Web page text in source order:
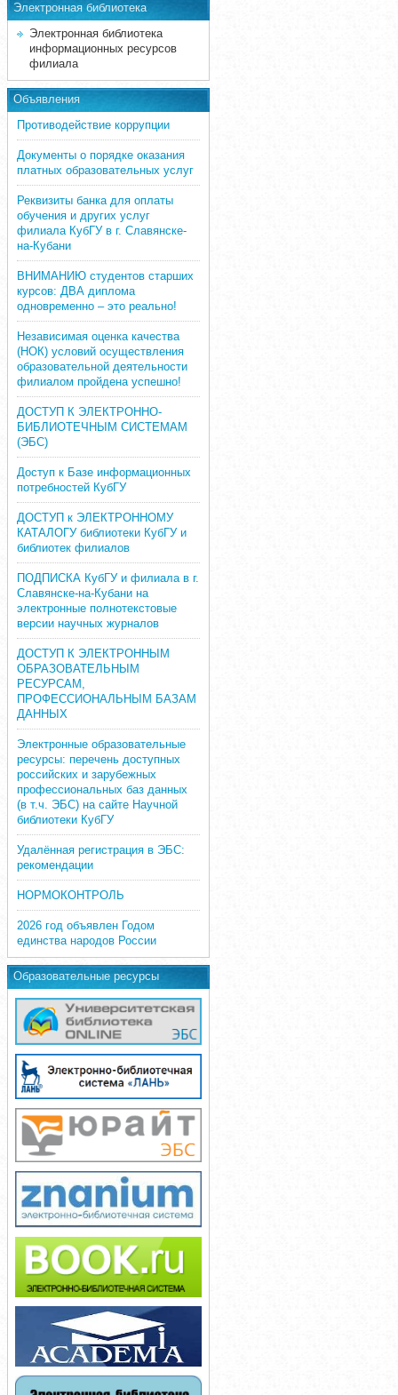
Электронная библиотека
Электронная библиотека
информационных ресурсов
филиала
Объявления
Противодействие коррупции
Документы о порядке оказания
платных образовательных услуг
Реквизиты банка для оплаты
обучения и других услуг
филиала КубГУ в г. Славянске-
на-Кубани
ВНИМАНИЮ студентов старших
курсов: ДВА диплома
одновременно – это реально!
Независимая оценка качества
(НОК) условий осуществления
образовательной деятельности
филиалом пройдена успешно!
ДОСТУП К ЭЛЕКТРОННО-
БИБЛИОТЕЧНЫМ СИСТЕМАМ
(ЭБС)
Доступ к Базе информационных
потребностей КубГУ
ДОСТУП к ЭЛЕКТРОННОМУ
КАТАЛОГУ библиотеки КубГУ и
библиотек филиалов
ПОДПИСКА КубГУ и филиала в г.
Славянске-на-Кубани на
электронные полнотекстовые
версии научных журналов
ДОСТУП К ЭЛЕКТРОННЫМ
ОБРАЗОВАТЕЛЬНЫМ
РЕСУРСАМ,
ПРОФЕССИОНАЛЬНЫМ БАЗАМ
ДАННЫХ
Электронные образовательные
ресурсы: перечень доступных
российских и зарубежных
профессиональных баз данных
(в т.ч. ЭБС) на сайте Научной
библиотеки КубГУ
Удалённая регистрация в ЭБС:
рекомендации
НОРМОКОНТРОЛЬ
2026 год объявлен Годом
единства народов России
Образовательные ресурсы